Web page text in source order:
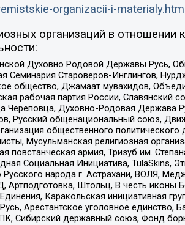
organizacii-i-materialy.html
организаций в
Духовно Родовой Державы Русь,
Староверов-Инглингов,
общество, Джамаат мувахидов,
рабочая партия России,
Череповца, Духовно-Родовая Держава
Русский общенациональный союз,
общественного
Мусульманская религиозная
армия, Тризуб им.
Социальная Инициатива, TulaSkins,
народа г. Астрахани, ВОЛЯ,
Артподготовка, Штольц, В честь
Каракольская инициативная
Арестантское уголовное
Сибирский державный союз, Фонд